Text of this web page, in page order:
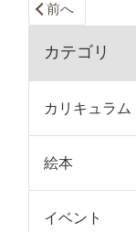
前へ
カテゴリ
カリキュラム
絵本
イベント